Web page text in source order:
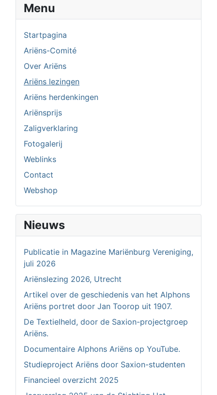
Menu
Startpagina
Ariëns-Comité
Over Ariëns
Ariëns lezingen
Ariëns herdenkingen
Ariënsprijs
Zaligverklaring
Fotogalerij
Weblinks
Contact
Webshop
Nieuws
Publicatie in Magazine Mariënburg Vereniging,
juli 2026
Ariënslezing 2026, Utrecht
Artikel over de geschiedenis van het Alphons
Ariëns portret door Jan Toorop uit 1907.
De Textielheld, door de Saxion-projectgroep
Ariëns.
Documentaire Alphons Ariëns op YouTube.
Studieproject Ariëns door Saxion-studenten
Financieel overzicht 2025